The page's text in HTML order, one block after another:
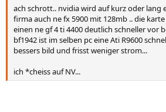
ach schrott.. nvidia wird auf kurz oder lang
firma auch ne fx 5900 mit 128mb .. die
einen ne gf 4 ti 4400 deutlich schneller vor
bf1942 ist im selben pc eine Ati R9600
bessers bild und frisst weniger strom...
ich *cheiss auf NV...